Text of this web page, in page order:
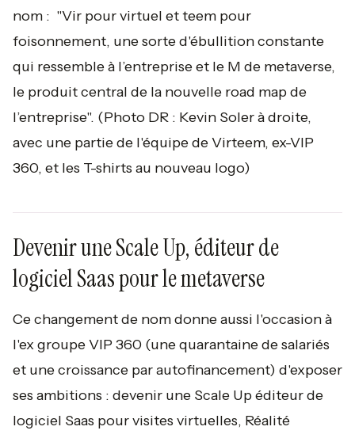
nom : "Vir pour virtuel et teem pour
foisonnement, une sorte d'ébullition constante
qui ressemble à l’entreprise et le M de metaverse,
le produit central de la nouvelle road map de
l’entreprise". (Photo DR : Kevin Soler à droite,
avec une partie de l'équipe de Virteem, ex-VIP
360, et les T-shirts au nouveau logo)
Devenir une Scale Up, éditeur de
logiciel Saas pour le metaverse
Ce changement de nom donne aussi l'occasion à
l'ex groupe VIP 360 (une quarantaine de salariés
et une croissance par autofinancement) d'exposer
ses ambitions : devenir une Scale Up éditeur de
logiciel Saas pour visites virtuelles, Réalité